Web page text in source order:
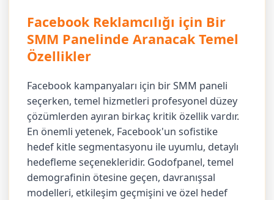
Facebook Reklamcılığı için Bir
SMM Panelinde Aranacak Temel
Özellikler
Facebook kampanyaları için bir SMM paneli
seçerken, temel hizmetleri profesyonel düzey
çözümlerden ayıran birkaç kritik özellik vardır.
En önemli yetenek, Facebook'un sofistike
hedef kitle segmentasyonu ile uyumlu, detaylı
hedefleme seçenekleridir. Godofpanel, temel
demografinin ötesine geçen, davranışsal
modelleri, etkileşim geçmişini ve özel hedef